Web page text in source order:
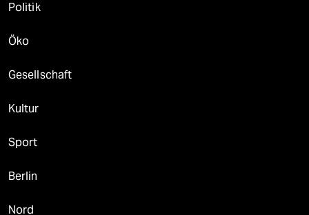
Politik
Öko
Gesellschaft
Kultur
Sport
Berlin
Nord